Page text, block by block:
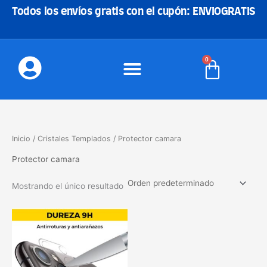
Todos los envíos gratis con el cupón: ENVIOGRATIS
0
Carrito
Inicio / Cristales Templados / Protector camara
Protector camara
Mostrando el único resultado
tiene
múltiples